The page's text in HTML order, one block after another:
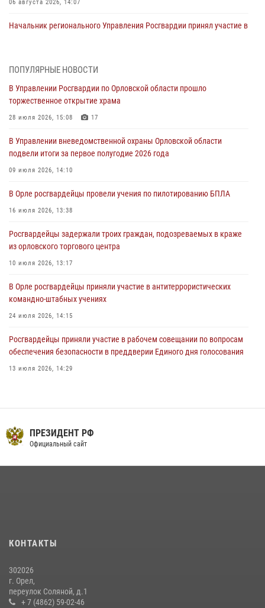
06 августа 2026, 14:07
Начальник регионального Управления Росгвардии принял участие в
первое полугодие
05 августа 2026, 13:12
совершении противоправных действий
04 августа 2026, 14:21
04 августа 2026, 14:06
предоставлении госуслуг
03 августа 2026, 14:30
ПОПУЛЯРНЫЕ НОВОСТИ
В Управлении Росгвардии по Орловской области прошло
торжественное открытие храма
28 июля 2026, 15:08 17
В Управлении вневедомственной охраны Орловской области
подвели итоги за первое полугодие 2026 года
09 июля 2026, 14:10
В Орле росгвардейцы провели учения по пилотированию БПЛА
16 июля 2026, 13:38
Росгвардейцы задержали троих граждан, подозреваемых в краже
из орловского торгового центра
10 июля 2026, 13:17
В Орле росгвардейцы приняли участие в антитеррористических
командно-штабных учениях
24 июля 2026, 14:15
Росгвардейцы приняли участие в рабочем совещании по вопросам
обеспечения безопасности в преддверии Единого дня голосования
13 июля 2026, 14:29
16 июля 2026, 13:34
Сотрудники Росгвардии пресекли дебош в орловском кафе
30 июля 2026, 14:27
15 июля 2026, 14:49
ПРЕЗИДЕНТ РФ
Официальный сайт
КОНТАКТЫ
302026
г. Орел,
переулок Соляной, д.1
+ 7 (4862) 59-02-46